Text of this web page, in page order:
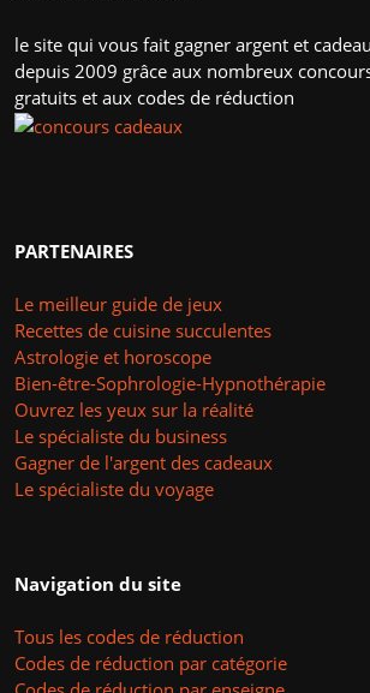
le site qui vous fait gagner argent et
depuis 2009 grâce aux nombreux
gratuits et aux codes de réduction
PARTENAIRES
Le meilleur guide de jeux
Recettes de cuisine succulentes
Astrologie et horoscope
Bien-être-Sophrologie-Hypnothérapie
Ouvrez les yeux sur la réalité
Le spécialiste du business
Gagner de l'argent des cadeaux
Le spécialiste du voyage
Navigation du site
Tous les codes de réduction
Codes de réduction par catégorie